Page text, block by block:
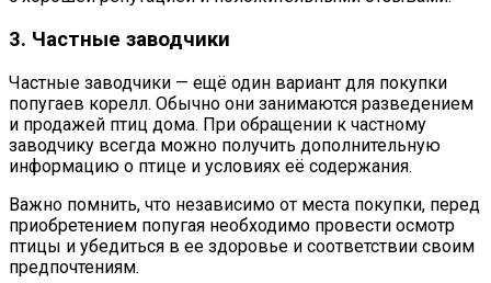
3. Частные заводчики
Частные заводчики — ещё один вариант для покупки
попугаев корелл. Обычно они занимаются разведением
и продажей птиц дома. При обращении к частному
заводчику всегда можно получить дополнительную
информацию о птице и условиях её содержания.
Важно помнить, что независимо от места покупки, перед
приобретением попугая необходимо провести осмотр
птицы и убедиться в ее здоровье и соответствии своим
предпочтениям.